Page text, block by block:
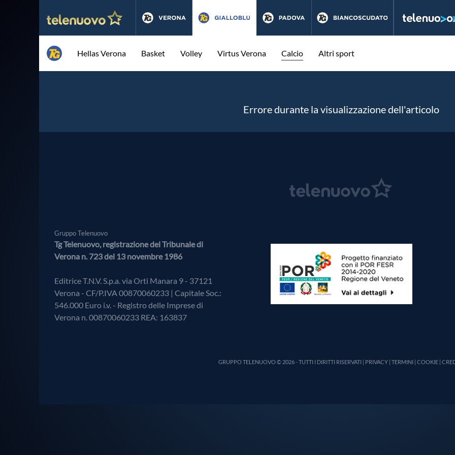
Hellas Verona Basket Volley Virtus Verona Calcio Altri sport
Errore durante la visualizzazione dell'articolo
Gruppo Telenuovo
Tg Telenuovo, registrazione del Tribunale di
Verona n. 723 del 13 novembre 1986
Editrice T.N.V. S.p.a. via Orti Manara 9 - 37121
Verona - CF/P.IVA 00870060233 | Capitale Soc.:
546.000 Euro i.v. - Registro delle Imprese di
Verona n. 00870060233 REA: 163837
GRUPPO TELENUOVO © 2026 - TUTTI I DIRITTI RISERVATI | PRIVACY | TERMINI | COOKIE |